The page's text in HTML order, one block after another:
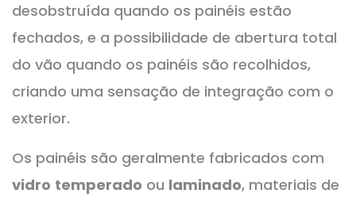
desobstruída quando os painéis estão
fechados, e a possibilidade de abertura total
do vão quando os painéis são recolhidos,
criando uma sensação de integração com o
exterior.
Os painéis são geralmente fabricados com
vidro temperado ou laminado, materiais de